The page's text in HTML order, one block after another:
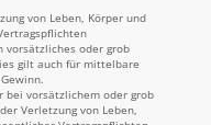
von Leben, Körper und
vorsätzliches oder grob
gilt auch für mittelbare
bei vorsätzlichem oder grob
Verletzung von Leben,